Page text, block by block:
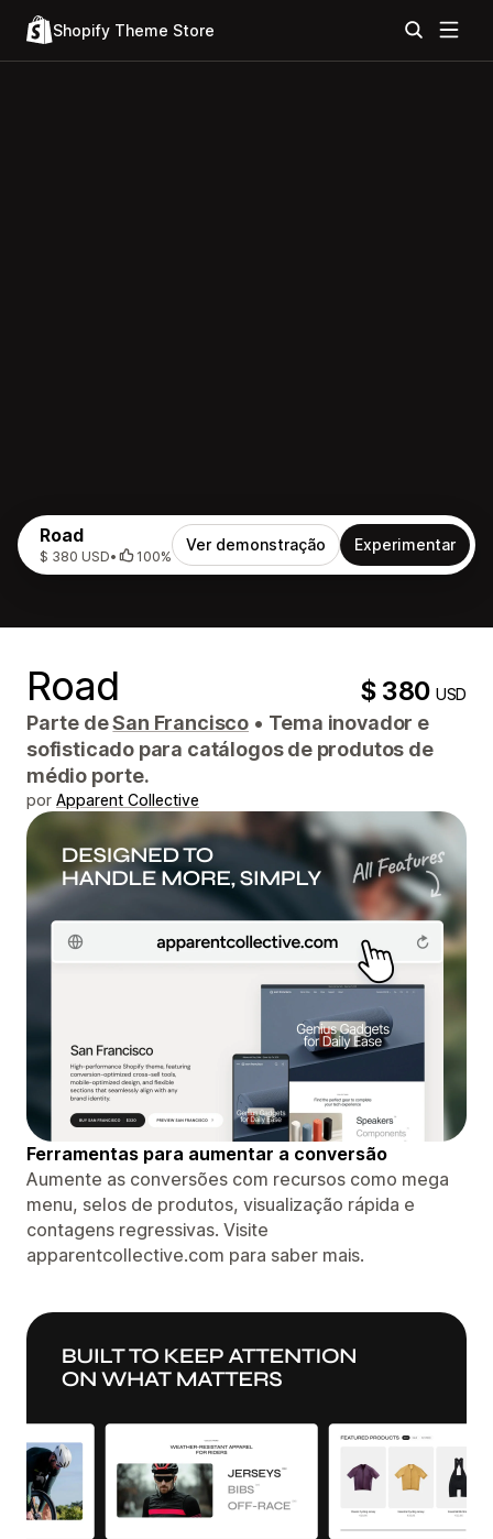
Shopify Theme Store
Road
$ 380 USD• 100%
Ver demonstração Experimentar
Road $ 380USD
Parte deSan Francisco • Tema inovador e
sofisticado para catálogos de produtos de
médio porte.
por Apparent Collective
Ferramentas para aumentar a conversão
Aumente as conversões com recursos como mega
menu, selos de produtos, visualização rápida e
contagens regressivas. Visite
apparentcollective.com para saber mais.